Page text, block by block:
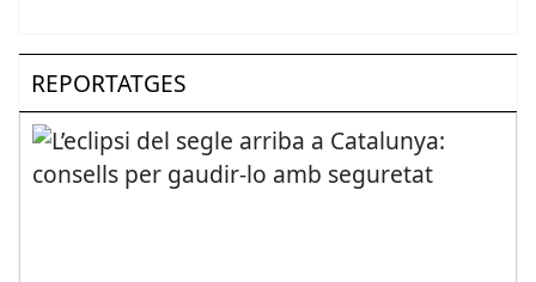
REPORTATGES